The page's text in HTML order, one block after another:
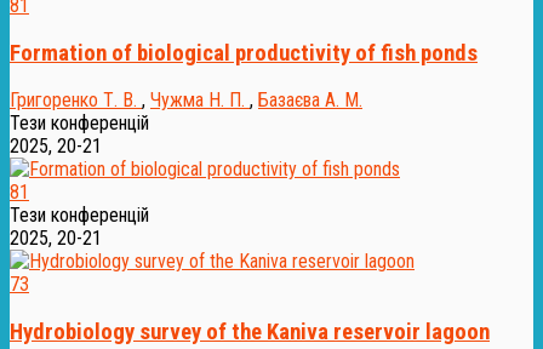
81
Formation of biological productivity of fish ponds
Григоренко Т. В. , Чужма Н. П. , Базаєва А. М.
Тези конференцій
2025, 20-21
81
Тези конференцій
2025, 20-21
73
Hydrobiology survey of the Kaniva reservoir lagoon